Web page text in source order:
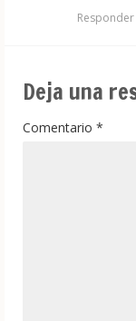
Responder
Deja una
Comentario *